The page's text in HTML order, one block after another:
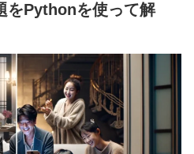
をPythonを使って解